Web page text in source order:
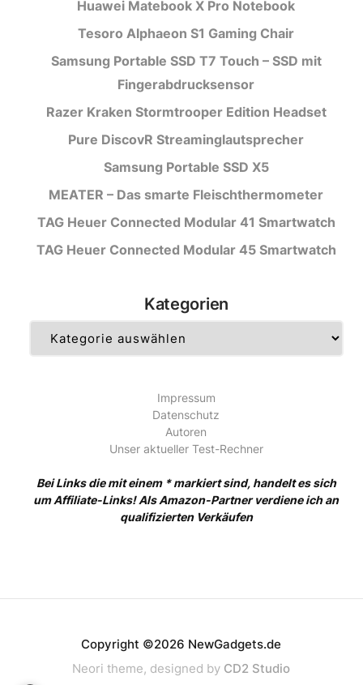
Huawei Matebook X Pro Notebook
Tesoro Alphaeon S1 Gaming Chair
Samsung Portable SSD T7 Touch – SSD mit
Fingerabdrucksensor
Razer Kraken Stormtrooper Edition Headset
Pure DiscovR Streaminglautsprecher
Samsung Portable SSD X5
MEATER – Das smarte Fleischthermometer
TAG Heuer Connected Modular 41 Smartwatch
TAG Heuer Connected Modular 45 Smartwatch
Kategorien
Impressum
Datenschutz
Autoren
Unser aktueller Test-Rechner
Bei Links die mit einem * markiert sind, handelt es sich
um Affiliate-Links! Als Amazon-Partner verdiene ich an
qualifizierten Verkäufen
Copyright ©2026 NewGadgets.de
Neori theme, designed by CD2 Studio